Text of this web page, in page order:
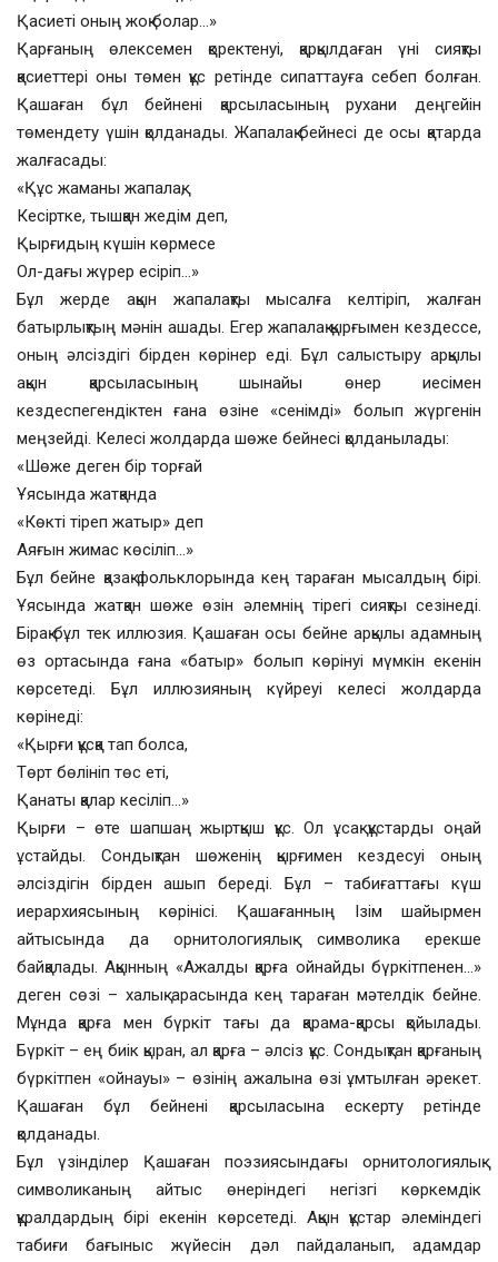
Қасиеті оның жоқ болар…»
Қарғаның өлексемен қоректенуі, қарқылдаған үні сияқты
қасиеттері оны төмен құс ретінде сипаттауға себеп болған.
Қашаған бұл бейнені қарсыласының рухани деңгейін
төмендету үшін қолданады. Жапалақ бейнесі де осы қатарда
жалғасады:
«Құс жаманы жапалақ,
Кесіртке, тышқан жедім деп,
Қырғидың күшін көрмесе
Ол-дағы жүрер есіріп…»
Бұл жерде ақын жапалақты мысалға келтіріп, жалған
батырлықтың мәнін ашады. Егер жапалақ қырғымен кездессе,
оның әлсіздігі бірден көрінер еді. Бұл салыстыру арқылы
ақын қарсыласының шынайы өнер иесімен
кездеспегендіктен ғана өзіне «сенімді» болып жүргенін
меңзейді. Келесі жолдарда шөже бейнесі қолданылады:
«Шөже деген бір торғай
Ұясында жатқанда
«Көкті тіреп жатыр» деп
Аяғын жимас көсіліп…»
Бұл бейне қазақ фольклорында кең тараған мысалдың бірі.
Ұясында жатқан шөже өзін әлемнің тірегі сияқты сезінеді.
Бірақ бұл тек иллюзия. Қашаған осы бейне арқылы адамның
өз ортасында ғана «батыр» болып көрінуі мүмкін екенін
көрсетеді. Бұл иллюзияның күйреуі келесі жолдарда
көрінеді:
«Қырғи құсқа тап болса,
Төрт бөлініп төс еті,
Қанаты қалар кесіліп…»
Қырғи – өте шапшаң жыртқыш құс. Ол ұсақ құстарды оңай
ұстайды. Сондықтан шөженің қырғимен кездесуі оның
әлсіздігін бірден ашып береді. Бұл – табиғаттағы күш
иерархиясының көрінісі. Қашағанның Ізім шайырмен
айтысында да орнитологиялық символика ерекше
байқалады. Ақынның «Ажалды қарға ойнайды бүркітпенен…»
деген сөзі – халық арасында кең тараған мәтелдік бейне.
Мұнда қарға мен бүркіт тағы да қарама-қарсы қойылады.
Бүркіт – ең биік қыран, ал қарға – әлсіз құс. Сондықтан қарғаның
бүркітпен «ойнауы» – өзінің ажалына өзі ұмтылған әрекет.
Қашаған бұл бейнені қарсыласына ескерту ретінде
қолданады.
Бұл үзінділер Қашаған поэзиясындағы орнитологиялық
символиканың айтыс өнеріндегі негізгі көркемдік
құралдардың бірі екенін көрсетеді. Ақын құстар әлеміндегі
табиғи бағыныс жүйесін дәл пайдаланып, адамдар